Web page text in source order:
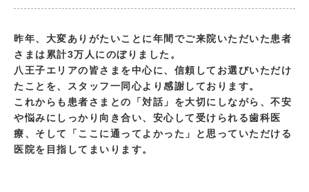
昨年、大変ありがたいことに年間でご来院いただいた患者
さまは累計3万人にのぼりました。
八王子エリアの皆さまを中心に、信頼してお選びいただけ
たことを、スタッフ一同心より感謝しております。
これからも患者さまとの「対話」を大切にしながら、不安
や悩みにしっかり向き合い、安心して受けられる歯科医
療、そして「ここに通ってよかった」と思っていただける
医院を目指してまいります。